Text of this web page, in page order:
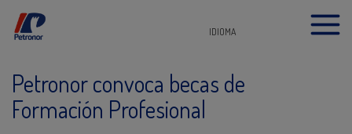
IDIOMA
Petronor convoca becas de
Formación Profesional